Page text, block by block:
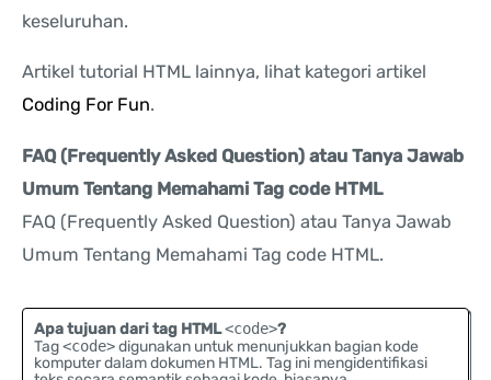
keseluruhan.
Artikel tutorial HTML lainnya, lihat kategori artikel
Coding For Fun.
FAQ (Frequently Asked Question) atau Tanya Jawab
Umum Tentang Memahami Tag code HTML
FAQ (Frequently Asked Question) atau Tanya Jawab
Umum Tentang Memahami Tag code HTML.
Apa tujuan dari tag HTML<code>?
Tag<code>digunakan untuk menunjukkan bagian kode
komputer dalam dokumen HTML. Tag ini mengidentifikasi